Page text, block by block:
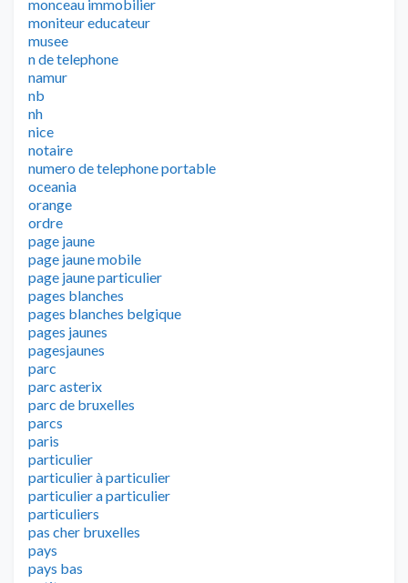
monceau immobilier
moniteur educateur
musee
n de telephone
namur
nb
nh
nice
notaire
numero de telephone portable
oceania
orange
ordre
page jaune
page jaune mobile
page jaune particulier
pages blanches
pages blanches belgique
pages jaunes
pagesjaunes
parc
parc asterix
parc de bruxelles
parcs
paris
particulier
particulier à particulier
particulier a particulier
particuliers
pas cher bruxelles
pays
pays bas